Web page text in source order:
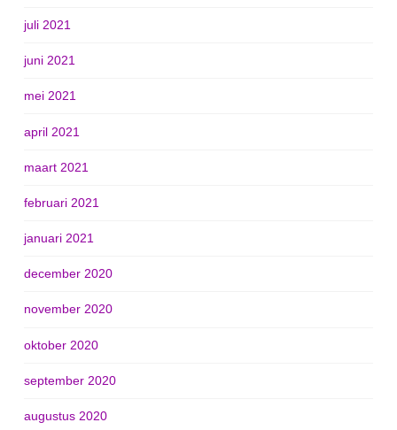
juli 2021
juni 2021
mei 2021
april 2021
maart 2021
februari 2021
januari 2021
december 2020
november 2020
oktober 2020
september 2020
augustus 2020